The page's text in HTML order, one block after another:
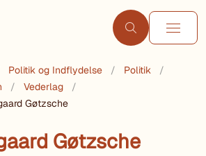
Politik og Indflydelse
Politik
Vederlag
Gøtzsche
Gøtzsche